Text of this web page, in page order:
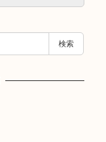
検索